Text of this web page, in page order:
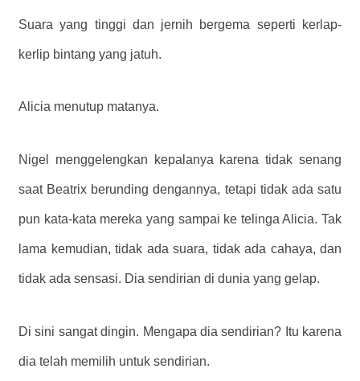
Suara yang tinggi dan jernih bergema seperti kerlap-
kerlip bintang yang jatuh.
Alicia menutup matanya.
Nigel menggelengkan kepalanya karena tidak senang
saat Beatrix berunding dengannya, tetapi tidak ada satu
pun kata-kata mereka yang sampai ke telinga Alicia. Tak
lama kemudian, tidak ada suara, tidak ada cahaya, dan
tidak ada sensasi. Dia sendirian di dunia yang gelap.
Di sini sangat dingin. Mengapa dia sendirian? Itu karena
dia telah memilih untuk sendirian.